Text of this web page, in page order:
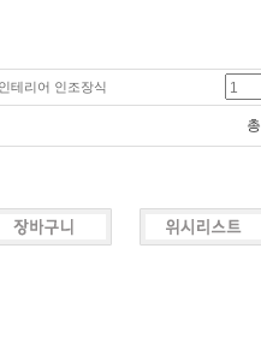
테리어 인조장식